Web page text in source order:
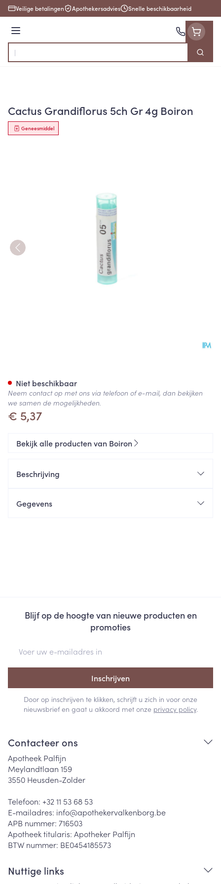
Ga naar de inhoud
Veilige betalingen Apothekersadvies Snelle beschikbaarheid
Menu
Product, merk, categorie...
Zoek
Cactus Grandiflorus 5ch Gr 4g Boiron
Geneesmiddel
€ 5,37
Niet beschikbaar
Neem contact op met ons via telefoon of e-mail, dan bekijken
we samen de mogelijkheden.
Bekijk alle producten van Boiron
Beschrijving
Gegevens
Blijf op de hoogte van nieuwe producten en
promoties
Inschrijven
Door op inschrijven te klikken, schrijft u zich in voor onze
nieuwsbrief en gaat u akkoord met onze privacy policy.
Contacteer ons
Apotheek Palfijn
Meylandtlaan 159
3550 Heusden-Zolder
Telefoon: +32 11 53 68 53
E-mailadres: info@apothekervalkenborg.be
APB nummer: 716503
Apotheek titularis: Apotheker Palfijn
BTW nummer: BE0454185573
Nuttige links